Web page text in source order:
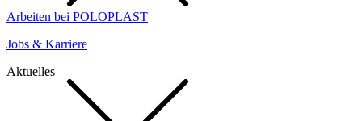
Arbeiten bei POLOPLAST
Jobs & Karriere
Aktuelles